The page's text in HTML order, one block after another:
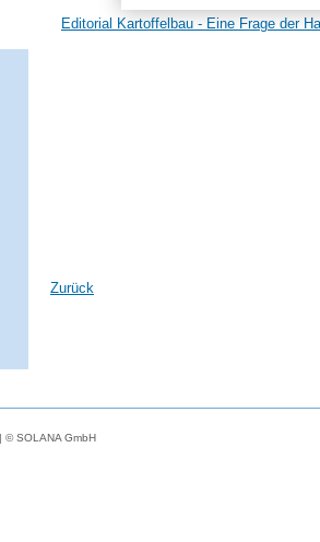
Editorial Kartoffelbau - Eine Frage der
Zurück
| © SOLANA GmbH